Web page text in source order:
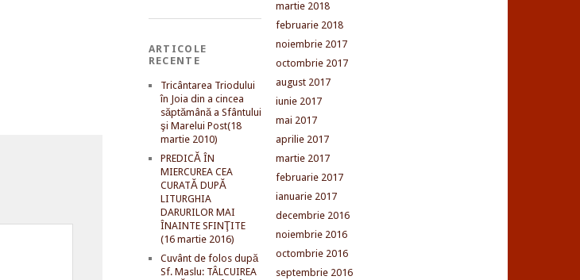
ARTICOLE
RECENTE
Tricântarea Triodului
în Joia din a cincea
săptămână a Sfântului
şi Marelui Post(18
martie 2010)
PREDICĂ ÎN
MIERCUREA CEA
CURATĂ DUPĂ
LITURGHIA
DARURILOR MAI
ÎNAINTE SFINŢITE
(16 martie 2016)
Cuvânt de folos după
Sf. Maslu: TÂLCUIREA
martie 2018
februarie 2018
noiembrie 2017
octombrie 2017
august 2017
iunie 2017
mai 2017
aprilie 2017
martie 2017
februarie 2017
ianuarie 2017
decembrie 2016
noiembrie 2016
octombrie 2016
septembrie 2016